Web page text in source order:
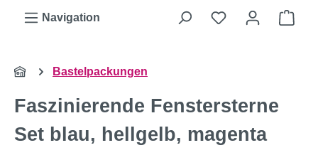
Navigation
Bastelpackungen
Faszinierende Fenstersterne
Set blau, hellgelb, magenta